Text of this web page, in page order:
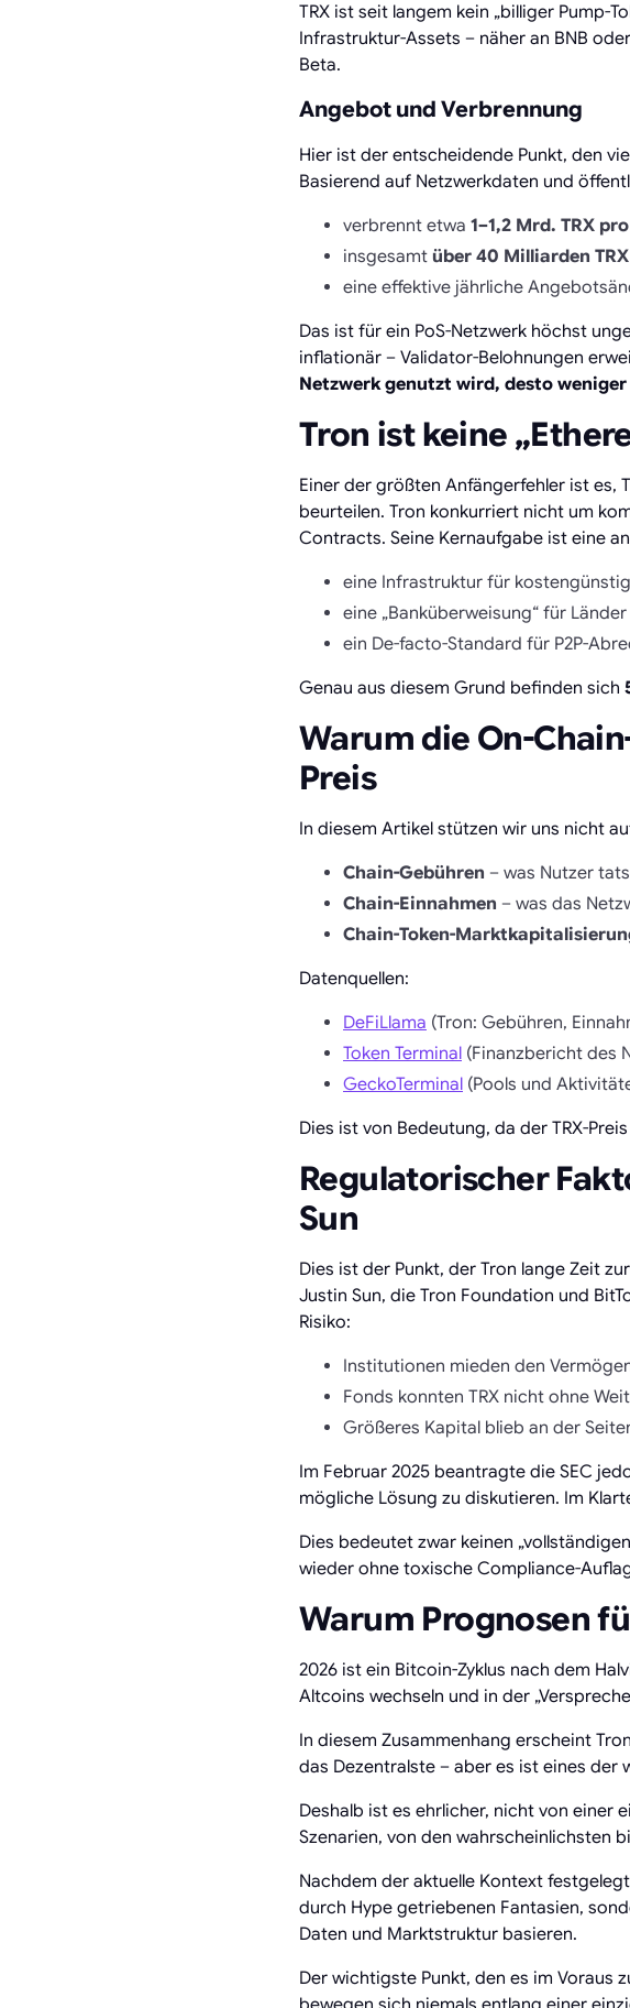
TRX ist seit langem kein „billiger Pump-
Infrastruktur-Assets – näher an BNB
Beta.
Angebot und Verbrennung
Hier ist der entscheidende Punkt, den
Basierend auf Netzwerkdaten und
verbrennt etwa 1–1,2 Mrd. TRX
insgesamt über 40 Milliarden TRX
eine effektive jährliche
Das ist für ein PoS-Netzwerk höchst
inflationär – Validator-Belohnungen
Netzwerk genutzt wird, desto weniger
Tron ist keine
Einer der größten Anfängerfehler ist es,
beurteilen. Tron konkurriert nicht um
Contracts. Seine Kernaufgabe ist eine
eine Infrastruktur für
eine „Banküberweisung“ für
ein De-facto-Standard für P2P-
Genau aus diesem Grund befinden sich
Warum die On-
Preis
In diesem Artikel stützen wir uns nicht
Chain-Gebühren – was Nutzer
Chain-Einnahmen – was das
Chain-Token-
Datenquellen:
DeFiLlama (Tron: Gebühren,
Token Terminal (Finanzbericht des
GeckoTerminal (Pools und
Dies ist von Bedeutung, da der TRX-
Regulatorischer
Sun
Dies ist der Punkt, der Tron lange Zeit
Justin Sun, die Tron Foundation und
Risiko:
Institutionen mieden den
Fonds konnten TRX nicht ohne
Größeres Kapital blieb an der
Im Februar 2025 beantragte die SEC
mögliche Lösung zu diskutieren. Im
Dies bedeutet zwar keinen
wieder ohne toxische Compliance-
Warum Prognosen
2026 ist ein Bitcoin-Zyklus nach dem
Altcoins wechseln und in der
In diesem Zusammenhang erscheint
das Dezentralste – aber es ist eines
Deshalb ist es ehrlicher, nicht von einer
Szenarien, von den wahrscheinlichsten
Nachdem der aktuelle Kontext
durch Hype getriebenen Fantasien,
Daten und Marktstruktur basieren.
Der wichtigste Punkt, den es im Voraus